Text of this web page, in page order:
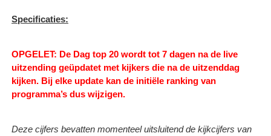
Specificaties:
OPGELET: De Dag top 20 wordt tot 7 dagen na de live
uitzending geüpdatet met kijkers die na de uitzenddag
kijken. Bij elke update kan de initiële ranking van
programma’s dus wijzigen.
Deze cijfers bevatten momenteel uitsluitend de kijkcijfers van